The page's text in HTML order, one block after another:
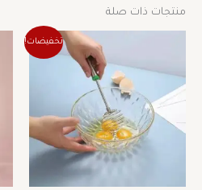
منتجات ذات صلة
تخفيضات!
السعر
الأصلي
هو:
30 ج.م.
السعر
الحالي
هو:
هناك
العديد
المنتج.
اختيار